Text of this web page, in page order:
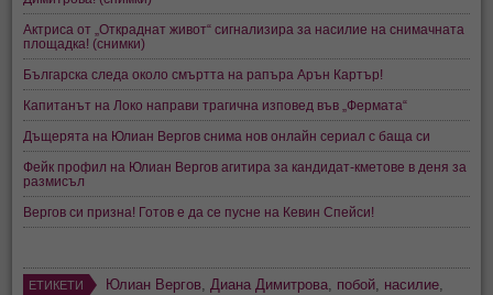
Актриса от „Откраднат живот“ сигнализира за насилие на снимачната
площадка! (снимки)
Българска следа около смъртта на рапъра Арън Картър!
Капитанът на Локо направи трагична изповед във „Фермата“
Дъщерята на Юлиан Вергов снима нов онлайн сериал с баща си
Фейк профил на Юлиан Вергов агитира за кандидат-кметове в деня за
размисъл
Вергов си призна! Готов е да се пусне на Кевин Спейси!
ЕТИКЕТИ Юлиан Вергов Диана Димитрова побой насилие